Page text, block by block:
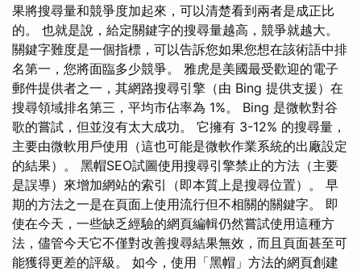
果將搜尋量和競爭度加起來，可以清楚看到兩者是成正比
的。 也就是說，給定關鍵字的搜尋量越高，競爭就越大。
關鍵字難度是一個指標，可以告訴您如果您想在該術語中排
名第一，您將面臨多少競爭。 雅虎是美國最受歡迎的電子
郵件提供者之一，其網路搜尋引擎（由 Bing 提供支援）在
搜尋領域排名第三，平均市佔率為 1%。 Bing 是微軟對谷
歌的嘗試，但並沒有太大成功。 它擁有 3-12% 的搜尋量，
主要由微軟用戶使用（這也可能是微軟作業系統的出廠設定
的結果）。 黑帽SEO試圖使用搜尋引擎禁止的方法（主要
是誤導）來增加網站的索引（即本質上是搜尋位置）。 早
期的方法之一是在頁面上使用流行但不相關的關鍵字。 即
使在今天，一些缺乏經驗的網頁編輯仍然嘗試使用這種方
法，儘管今天它不僅對改善搜尋結果無效，而且頁面甚至可
能獲得更差的評級。 如今，使用「黑帽」方法的網頁創建